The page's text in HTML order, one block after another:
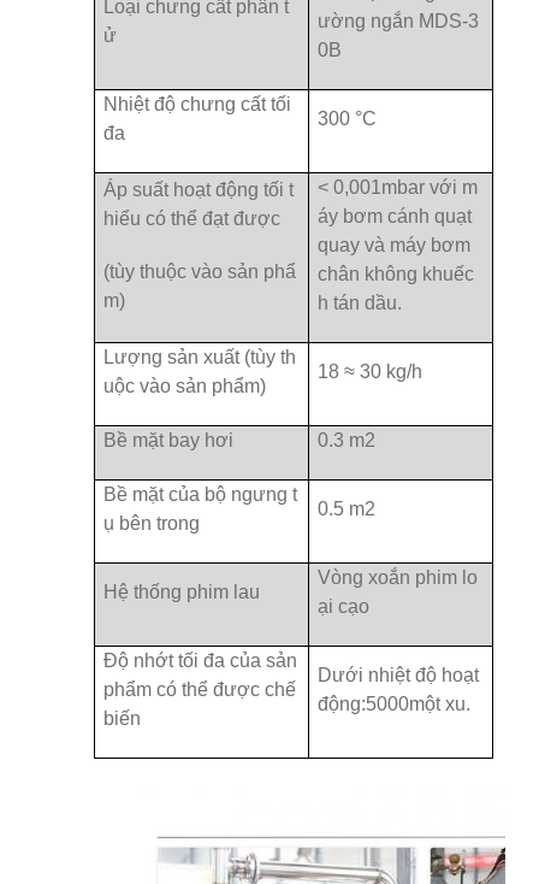
Loại chưng cất phân t
ử
ường ngắn MDS-3
0B
Nhiệt độ chưng cất tối
đa
300 °C
Áp suất hoạt động tối t
hiểu có thể đạt được
(tùy thuộc vào sản phẩ
m)
< 0,001mbar với m
áy bơm cánh quạt
quay và máy bơm
chân không khuếc
h tán dầu.
Lượng sản xuất (tùy th
uộc vào sản phẩm)
18 ≈ 30 kg/h
Bề mặt bay hơi 0.3 m2
Bề mặt của bộ ngưng t
ụ bên trong
0.5 m2
Hệ thống phim lau
Vòng xoắn phim lo
ại cạo
Độ nhớt tối đa của sản
phẩm có thể được chế
biến
Dưới nhiệt độ hoạt
động:5000một xu.